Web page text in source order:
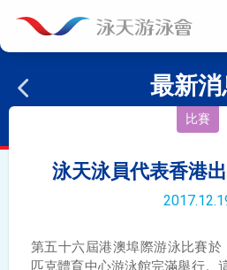
最新
比賽
泳天泳員代表香港
第五十六屆港澳埠際游泳比賽
匹克體育中心游泳館完滿舉行。